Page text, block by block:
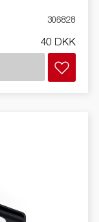
306828
40 DKK